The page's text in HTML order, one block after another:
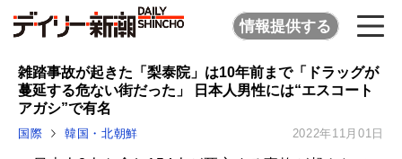
情報提供する
雑踏事故が起きた「梨泰院」は10年前まで「ドラッグが
蔓延する危ない街だった」 日本人男性には“エスコート
アガシ”で有名
国際 韓国・北朝鮮 2022年11月01日